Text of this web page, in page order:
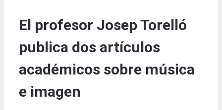
El profesor Josep Torelló
publica dos artículos
académicos sobre música
e imagen